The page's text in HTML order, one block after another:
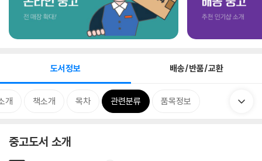
도서정보 배송/반품/교환
개 책소개 목차 관련분류 품목정보
중고도서 소개